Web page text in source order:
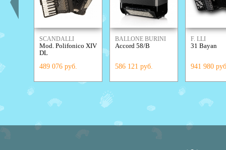
SCANDALLI
Mod. Polifonico XIV
DL
489 076 руб.
BALLONE BURINI
Accord 58/B
586 121 руб.
F. LLI
31 Bayan
941 980